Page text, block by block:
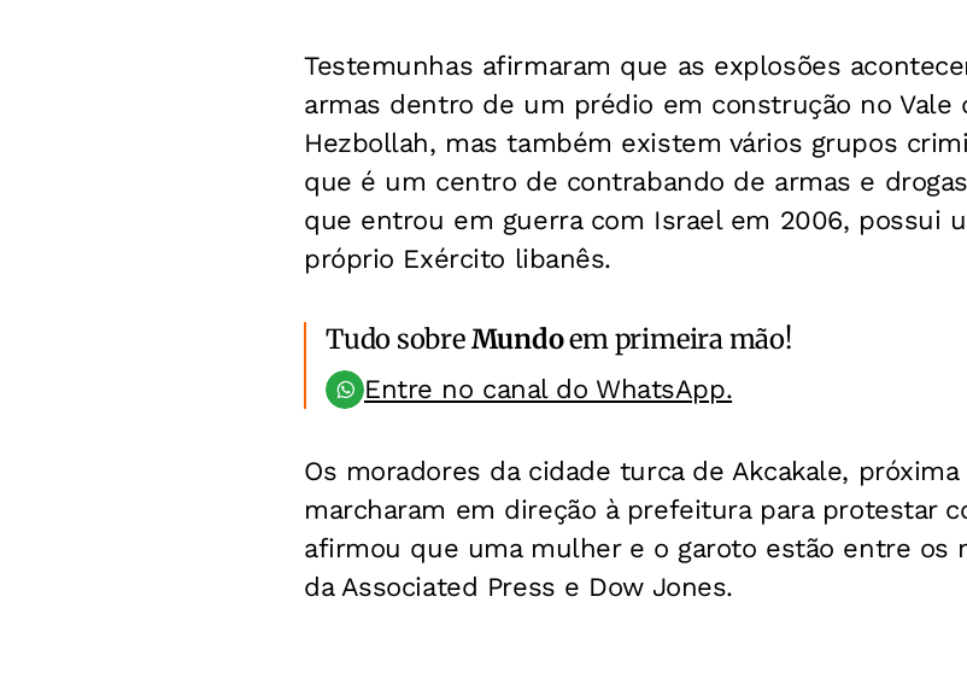
Testemunhas afirmaram que as explosões
armas dentro de um prédio em construção no Vale
Hezbollah, mas também existem vários grupos
que é um centro de contrabando de armas e
que entrou em guerra com Israel em 2006, possui
próprio Exército libanês.
Tudo sobreMundoem primeira mão!
Entre no canal do WhatsApp.
Os moradores da cidade turca de Akcakale,
marcharam em direção à prefeitura para protestar
afirmou que uma mulher e o garoto estão entre os
da Associated Press e Dow Jones.